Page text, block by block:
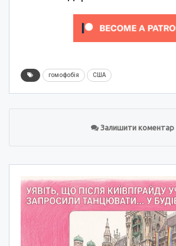
гомофобія США
Залишити коментар